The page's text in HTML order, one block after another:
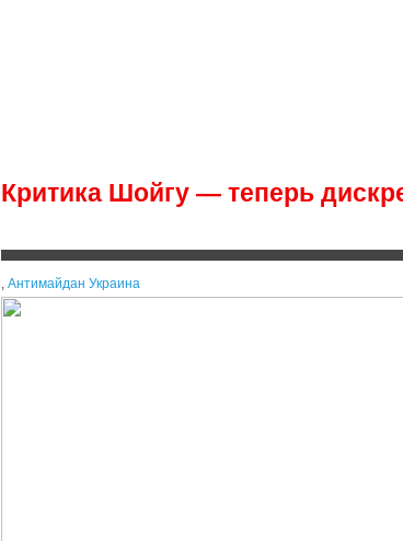
Критика Шойгу — теперь
, Антимайдан Украина